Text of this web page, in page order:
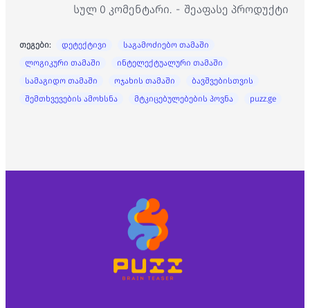
სულ 0 კომენტარი. - შეაფასე პროდუქტი
თეგები: დეტექტივი
საგამოძიებო თამაში
ლოგიკური თამაში
ინტელექტუალური თამაში
სამაგიდო თამაში
ოჯახის თამაში
ბავშვებისთვის
შემთხვევების ამოხსნა
მტკიცებულებების პოვნა puzz.ge